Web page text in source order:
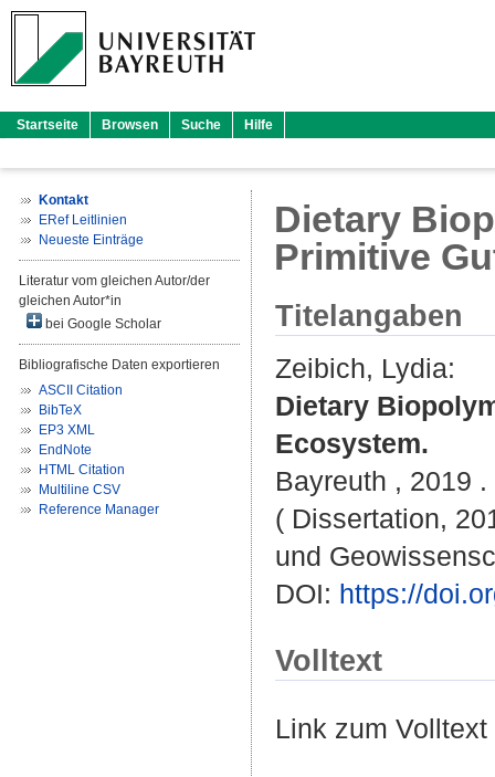
Startseite Browsen Suche Hilfe
Kontakt
ERef Leitlinien
Neueste Einträge
Literatur vom gleichen Autor/der
gleichen Autor*in
bei Google Scholar
Bibliografische Daten exportieren
ASCII Citation
BibTeX
EP3 XML
EndNote
HTML Citation
Multiline CSV
Reference Manager
Dietary
Primitive
Titelangaben
Zeibich, Lydia:
Dietary
Ecosystem.
Bayreuth , 2019
( Dissertation,
und
DOI: https://
Volltext
Link zum